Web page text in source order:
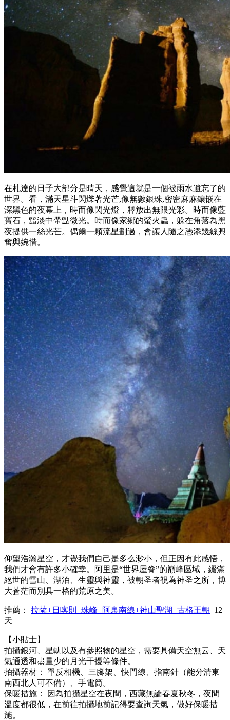
在札達的日子大部分是晴天，感覺這就是一個被雨水遺忘了的
世界。看，滿天星斗閃爍著光芒,像無數銀珠,密密麻麻鑲嵌在
深黑色的夜幕上，時而像閃光燈，釋放出無限光彩。時而像藍
寶石，黯淡中帶點微光。時而像家鄉的螢火蟲，躲在角落為黑
夜提供一絲光芒。偶爾一顆流星劃過，會讓人隨之憑添幾絲興
奮與婉惜。
仰望浩瀚星空，才覺我們自己是多么渺小，但正因有此感悟，
我們才會有許多小確幸。阿里是“世界屋脊”的巔峰區域，綴滿
絕世的雪山、湖泊、生靈與神靈，被朝圣者視為神圣之所，博
大蒼茫而別具一格的荒原之美。
推薦： 拉薩+日喀則+珠峰+阿裏南線+神山聖湖+古格王朝 12
天
【小貼士】
拍攝銀河、星軌以及有參照物的星空，需要具備天空無云、天
氣通透和盡量少的月光干擾等條件。
拍攝器材： 單反相機、三腳架、快門線、指南針（能分清東
南西北人可不備）、手電筒。
保暖措施： 因為拍攝星空在夜間，西藏無論春夏秋冬，夜間
溫度都很低，在前往拍攝地前記得要查詢天氣，做好保暖措
施。